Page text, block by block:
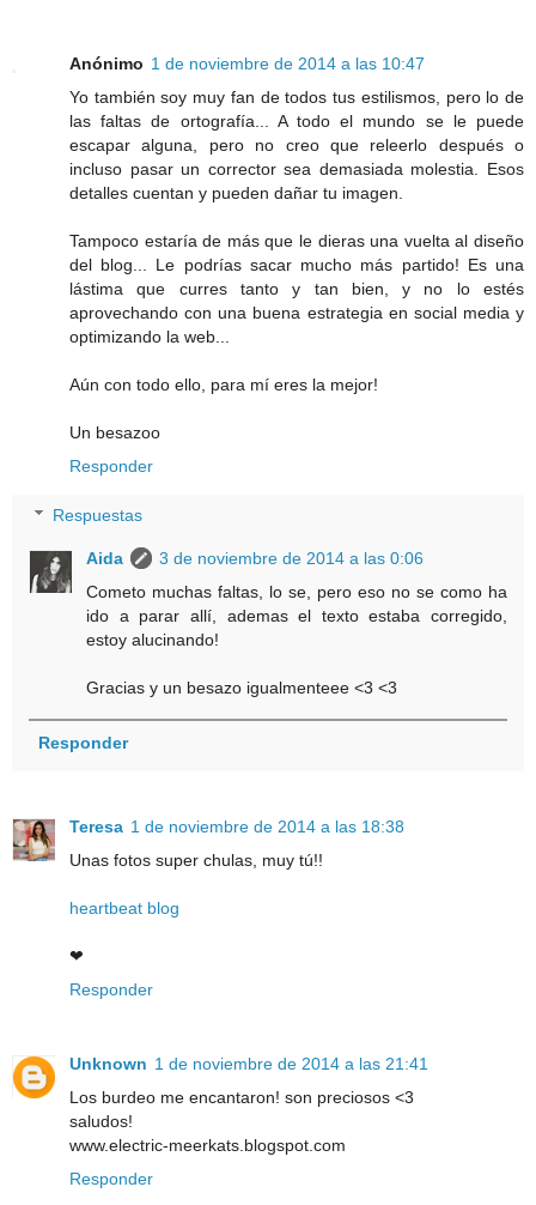
Anónimo 1 de noviembre de 2014 a las 10:47
Yo también soy muy fan de todos tus estilismos, pero lo de
las faltas de ortografía... A todo el mundo se le puede
escapar alguna, pero no creo que releerlo después o
incluso pasar un corrector sea demasiada molestia. Esos
detalles cuentan y pueden dañar tu imagen.
Tampoco estaría de más que le dieras una vuelta al diseño
del blog... Le podrías sacar mucho más partido! Es una
lástima que curres tanto y tan bien, y no lo estés
aprovechando con una buena estrategia en social media y
optimizando la web...
Aún con todo ello, para mí eres la mejor!
Un besazoo
Responder
Respuestas
Aida
3 de noviembre de 2014 a las 0:06
Cometo muchas faltas, lo se, pero eso no se como ha
ido a parar allí, ademas el texto estaba corregido,
estoy alucinando!
Gracias y un besazo igualmenteee <3 <3
Responder
Teresa 1 de noviembre de 2014 a las 18:38
Unas fotos super chulas, muy tú!!
heartbeat blog
❤
Responder
Unknown 1 de noviembre de 2014 a las 21:41
Los burdeo me encantaron! son preciosos <3
saludos!
www.electric-meerkats.blogspot.com
Responder